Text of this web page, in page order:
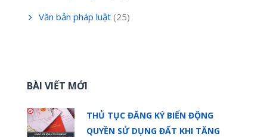
Văn bản pháp luật (25)
BÀI VIẾT MỚI
THỦ TỤC ĐĂNG KÝ BIẾN ĐỘNG
QUYỀN SỬ DỤNG ĐẤT KHI TĂNG